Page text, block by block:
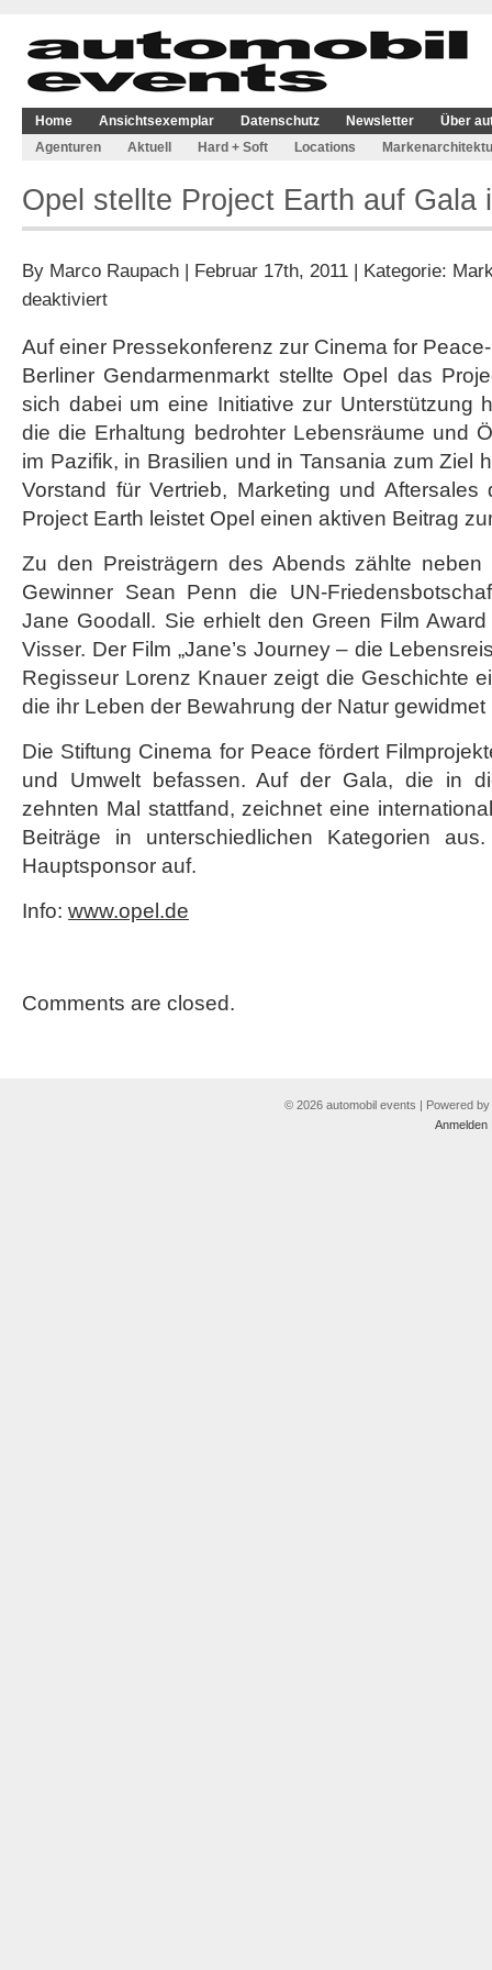
Home Ansichtsexemplar Datenschutz Newsletter
Über
Agenturen
Aktuell Hard + Soft Locations
Opel stellte Project Earth auf Gala
By Marco Raupach | Februar 17th, 2011 | Kategorie:
deaktiviertfür
Project
Earth
Gala
in
Berlin
vor
Auf einer Pressekonferenz zur Cinema for
Berliner Gendarmenmarkt stellte Opel das
sich dabei um eine Initiative zur Unterstützung
die die Erhaltung bedrohter Lebensräume und
im Pazifik, in Brasilien und in Tansania zum Ziel
Vorstand für Vertrieb, Marketing und Aftersales
Project Earth leistet Opel einen aktiven Beitrag
Zu den Preisträgern des Abends zählte neben
Gewinner Sean Penn die UN-
Jane Goodall. Sie erhielt den Green Film
Visser. Der Film „Jane’s Journey – die
Regisseur Lorenz Knauer zeigt die Geschichte
die ihr Leben der Bewahrung der Natur gewidmet
Die Stiftung Cinema for Peace fördert
und Umwelt befassen. Auf der Gala, die in
zehnten Mal stattfand, zeichnet eine
Beiträge in unterschiedlichen Kategorien
Hauptsponsor auf.
Info: www.opel.de
Comments are closed.
© 2026 automobil events | Powered by
Anmelden|